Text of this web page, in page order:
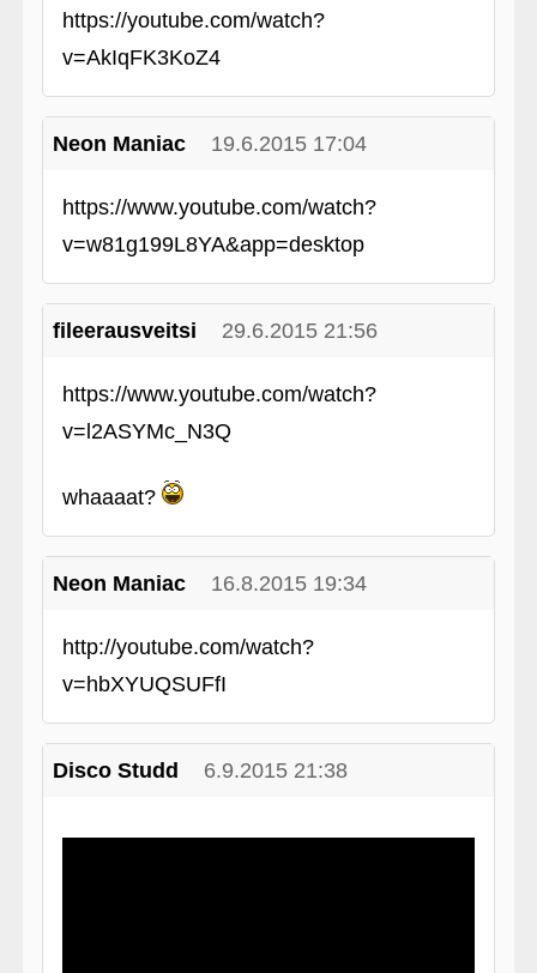
https://youtube.com/watch?
v=AkIqFK3KoZ4
Neon Maniac 19.6.2015 17:04
https://www.youtube.com/watch?
v=w81g199L8YA&app=desktop
fileerausveitsi 29.6.2015 21:56
https://www.youtube.com/watch?
v=l2ASYMc_N3Q
whaaaat?
Neon Maniac 16.8.2015 19:34
http://youtube.com/watch?
v=hbXYUQSUFfI
Disco Studd 6.9.2015 21:38